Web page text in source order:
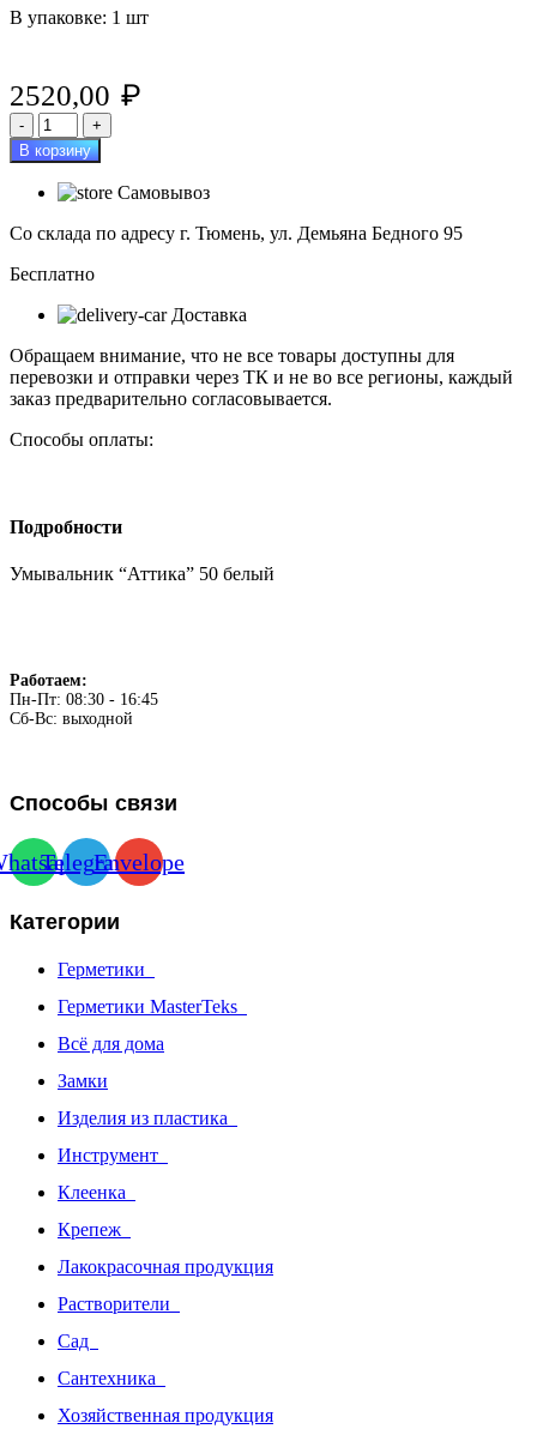
В упаковке: 1 шт
2520,00 ₽
Количество
товара
Умывальник
"Аттика"
белый
В корзину
Самовывоз
Со склада по адресу г. Тюмень, ул. Демьяна Бедного 95
Бесплатно
Доставка
Обращаем внимание, что не все товары доступны для
перевозки и отправки через ТК и не во все регионы, каждый
заказ предварительно согласовывается.
Способы оплаты:
Подробности
Умывальник “Аттика” 50 белый
Работаем:
Пн-Пт: 08:30 - 16:45
Сб-Вс: выходной
Способы связи
TelegramEnvelope
Категории
Герметики
Герметики MasterTeks
Всё для дома
Замки
Изделия из пластика
Инструмент
Клеенка
Крепеж
Лакокрасочная продукция
Растворители
Сад
Сантехника
Хозяйственная продукция